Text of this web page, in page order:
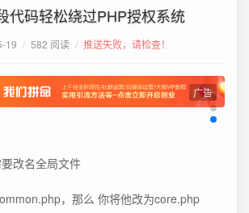
代码轻松绕过PHP授权系统
19 / 582 阅读 / 推送失败，请检查！
广告
改名全局文件
，那么 你将他改为core.php